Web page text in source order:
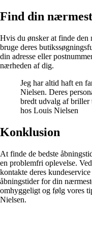
Find din
Hvis du ønsker at finde
bruge deres
din adresse eller
nærheden af dig.
Jeg har altid haft en
Nielsen. Deres
bredt udvalg af
hos Louis Nielsen
Konklusion
At finde de bedste
en problemfri oplevelse.
kontakte deres
åbningstider for din
omhyggeligt og følg vores
Nielsen.